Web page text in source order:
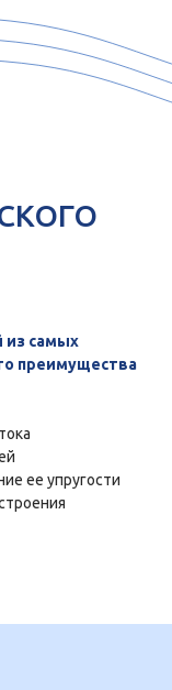
из самых
преимущества
ее упругости